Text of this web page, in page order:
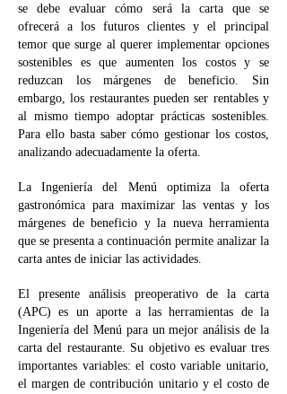
se debe evaluar cómo será la carta que se
ofrecerá a los futuros clientes y el principal
temor que surge al querer implementar opciones
sostenibles es que aumenten los costos y se
reduzcan los márgenes de beneficio. Sin
embargo, los restaurantes pueden ser rentables y
al mismo tiempo adoptar prácticas sostenibles.
Para ello basta saber cómo gestionar los costos,
analizando adecuadamente la oferta.
La Ingeniería del Menú optimiza la oferta
gastronómica para maximizar las ventas y los
márgenes de beneficio y la nueva herramienta
que se presenta a continuación permite analizar la
carta antes de iniciar las actividades.
El presente análisis preoperativo de la carta
(APC) es un aporte a las herramientas de la
Ingeniería del Menú para un mejor análisis de la
carta del restaurante. Su objetivo es evaluar tres
importantes variables: el costo variable unitario,
el margen de contribución unitario y el costo de